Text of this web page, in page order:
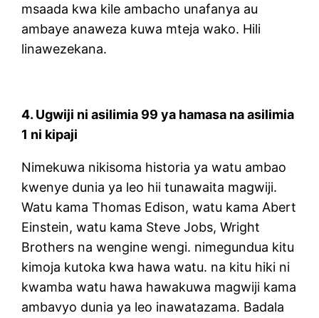
msaada kwa kile ambacho unafanya au
ambaye anaweza kuwa mteja wako. Hili
linawezekana.
4. Ugwiji ni asilimia 99 ya hamasa na asilimia
1 ni kipaji
Nimekuwa nikisoma historia ya watu ambao
kwenye dunia ya leo hii tunawaita magwiji.
Watu kama Thomas Edison, watu kama Abert
Einstein, watu kama Steve Jobs, Wright
Brothers na wengine wengi. nimegundua kitu
kimoja kutoka kwa hawa watu. na kitu hiki ni
kwamba watu hawa hawakuwa magwiji kama
ambavyo dunia ya leo inawatazama. Badala